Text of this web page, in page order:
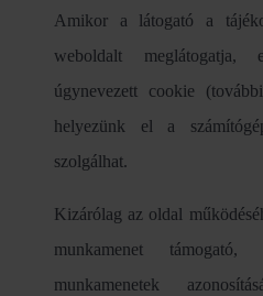
Amikor a látogató a
weboldalt meglátogatja,
úgynevezett cookie
helyezünk el a
szolgálhat.
Kizárólag az oldal
munkamenet
munkamenetek